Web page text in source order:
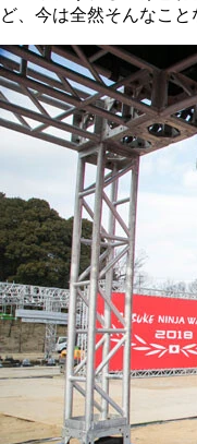
ど、今は全然そんなこと